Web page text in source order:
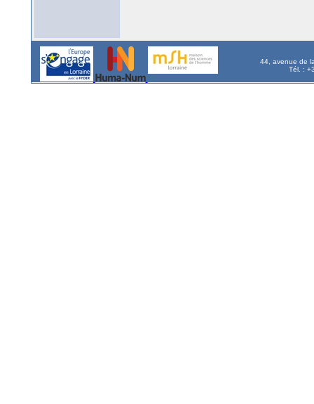
44, avenue de
Tél. :